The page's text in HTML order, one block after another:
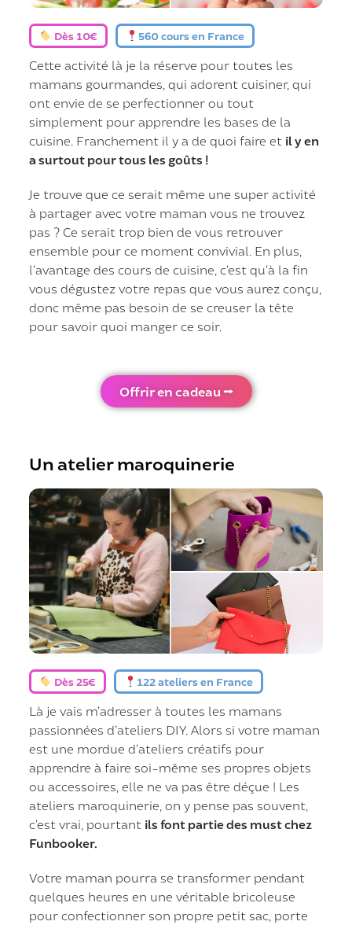
Dès 10€ 560 cours en France
Cette activité là je la réserve pour toutes les
mamans gourmandes, qui adorent cuisiner, qui
ont envie de se perfectionner ou tout
simplement pour apprendre les bases de la
cuisine. Franchement il y a de quoi faire et il y en
a surtout pour tous les goûts !
Je trouve que ce serait même une super activité
à partager avec votre maman vous ne trouvez
pas ? Ce serait trop bien de vous retrouver
ensemble pour ce moment convivial. En plus,
l’avantage des cours de cuisine, c’est qu’à la fin
vous dégustez votre repas que vous aurez conçu,
donc même pas besoin de se creuser la tête
pour savoir quoi manger ce soir.
Offrir en cadeau ⭢
Un atelier maroquinerie
Dès 25€ 122 ateliers en France
Là je vais m’adresser à toutes les mamans
passionnées d’ateliers DIY. Alors si votre maman
est une mordue d’ateliers créatifs pour
apprendre à faire soi-même ses propres objets
ou accessoires, elle ne va pas être déçue ! Les
ateliers maroquinerie, on y pense pas souvent,
c’est vrai, pourtant ils font partie des must chez
Funbooker.
Votre maman pourra se transformer pendant
quelques heures en une véritable bricoleuse
pour confectionner son propre petit sac, porte